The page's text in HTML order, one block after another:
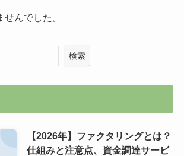
んでした。
検索
【2026年】ファクタリングとは？
仕組みと注意点、資金調達サービ